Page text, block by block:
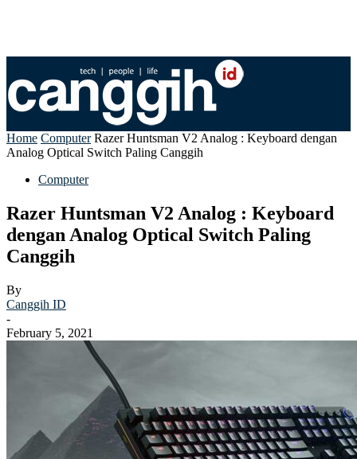
Home Computer Razer Huntsman V2 Analog : Keyboard dengan
Analog Optical Switch Paling Canggih
Computer
Razer Huntsman V2 Analog : Keyboard
dengan Analog Optical Switch Paling
Canggih
By
Canggih ID
-
February 5, 2021